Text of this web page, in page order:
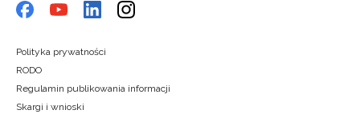
Polityka prywatności
RODO
Regulamin publikowania informacji
Skargi i wnioski